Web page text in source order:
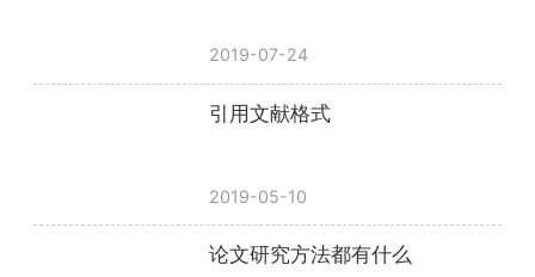
2019-07-24
引用文献格式
2019-05-10
论文研究方法都有什么